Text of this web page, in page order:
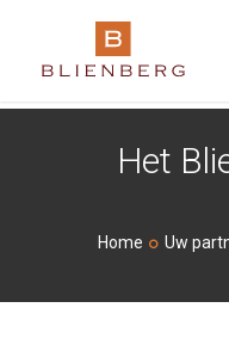
Het
Home Uw